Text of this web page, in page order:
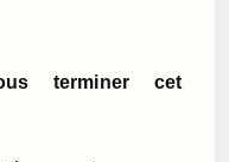
terminer cet